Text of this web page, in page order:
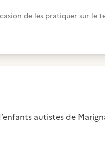
de les pratiquer sur le
autistes de